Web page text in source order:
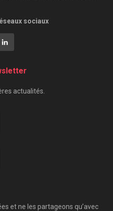
sociaux
actualités.
et ne les partageons qu’avec